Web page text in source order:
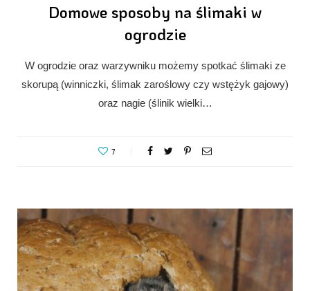
Domowe sposoby na ślimaki w
ogrodzie
W ogrodzie oraz warzywniku możemy spotkać ślimaki ze
skorupą (winniczki, ślimak zaroślowy czy wstężyk gajowy)
oraz nagie (ślinik wielki…
7